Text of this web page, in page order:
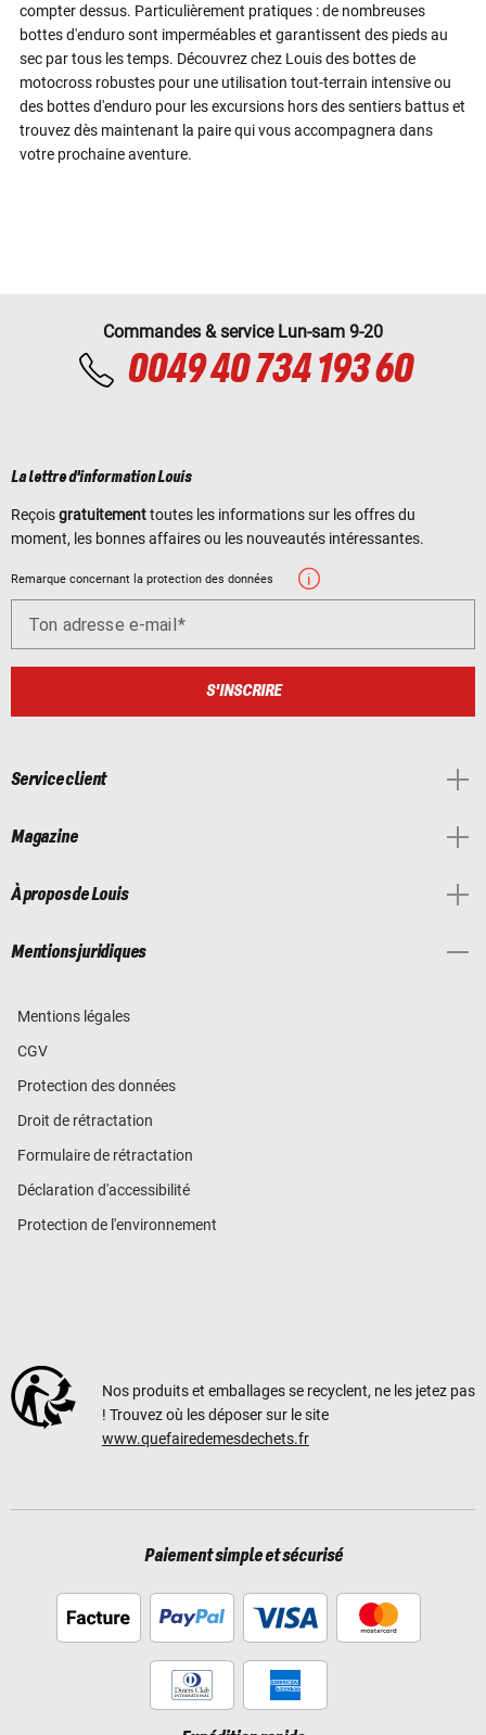
compter dessus. Particulièrement pratiques : de nombreuses
bottes d'enduro sont imperméables et garantissent des pieds au
sec par tous les temps. Découvrez chez Louis des bottes de
motocross robustes pour une utilisation tout-terrain intensive ou
des bottes d'enduro pour les excursions hors des sentiers battus et
trouvez dès maintenant la paire qui vous accompagnera dans
votre prochaine aventure.
Commandes & service Lun-sam 9-20
0049 40 734 193 60
La lettre d'information Louis
Reçoisgratuitementtoutes les informations sur les offres du
moment, les bonnes affaires ou les nouveautés intéressantes.
Remarque concernant la protection des données
Ton adresse e-mail
S'INSCRIRE
Service client
Magazine
À propos de Louis
Mentions juridiques
Mentions légales
CGV
Protection des données
Droit de rétractation
Formulaire de rétractation
Déclaration d'accessibilité
Protection de l'environnement
Nos produits et emballages se recyclent, ne les jetez pas
! Trouvez où les déposer sur le site
www.quefairedemesdechets.fr
Paiement simple et sécurisé